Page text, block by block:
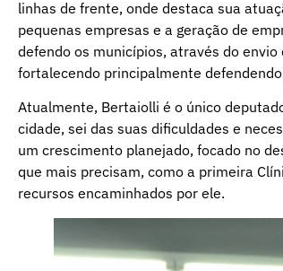
linhas de frente, onde destaca sua
pequenas empresas e a geração de
defendo os municípios, através do
fortalecendo principalmente
Atualmente, Bertaiolli é o único
cidade, sei das suas dificuldades e
um crescimento planejado, focado no
que mais precisam, como a primeira
recursos encaminhados por ele.